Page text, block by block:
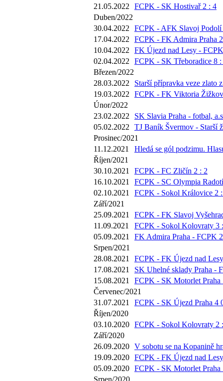
21.05.2022
FCPK - SK Hostivař 2 : 4
Duben/2022
30.04.2022
FCPK - AFK Slavoj Podolí
17.04.2022
FCPK - FK Admira Praha
10.04.2022
FK Újezd nad Lesy -
02.04.2022
FCPK - SK Třeboradice 8 :
Březen/2022
28.03.2022
Starší přípravka veze zlato
19.03.2022
FCPK - FK Viktoria
Únor/2022
23.02.2022
SK Slavia Praha - fotbal,
05.02.2022
TJ Baník Švermov - Starší
Prosinec/2021
11.12.2021
Hledá se gól podzimu.
Říjen/2021
30.10.2021
FCPK - FC Zličín 2 : 2
16.10.2021
FCPK - SC Olympia
02.10.2021
FCPK - Sokol Královice 2
Září/2021
25.09.2021
FCPK - FK Slavoj
11.09.2021
FCPK - Sokol Kolovraty 3
05.09.2021
FK Admira Praha - FCPK
Srpen/2021
28.08.2021
FCPK - FK Újezd nad
17.08.2021
SK Uhelné sklady Praha -
15.08.2021
FCPK - SK Motorlet Praha
Červenec/2021
31.07.2021
FCPK - SK Újezd Praha 4
Říjen/2020
03.10.2020 FCPK - Sokol Kolovraty 2
Září/2020
26.09.2020 V sobotu se na Kopanině
19.09.2020 FCPK - FK Újezd nad
05.09.2020 FCPK - SK Motorlet Praha
Srpen/2020